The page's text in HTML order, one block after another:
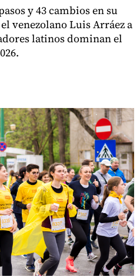
y 43 cambios en su
venezolano Luis Arráez a
latinos dominan el